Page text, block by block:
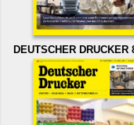
DEUTSCHER DRUCKER